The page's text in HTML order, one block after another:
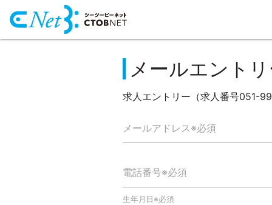
メールエント
求人エントリー（求人番号051-
メールアドレス※必須
電話番号※必須
生年月日※必須